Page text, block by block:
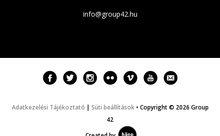
info@group42.hu
Adatkezelési Tájékoztató Süti beállítások• Copyright © 2026 Group
42